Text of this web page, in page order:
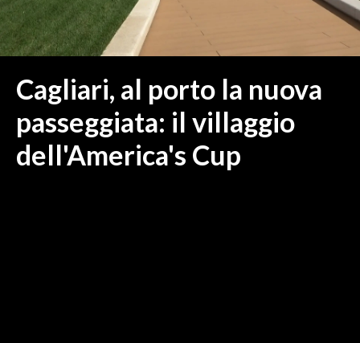
OGLIASTRA
AGENDA
ITALIA
MONDO
POLITICA
Cagliari, al porto la nuova
passeggiata: il villaggio
dell'America's Cup